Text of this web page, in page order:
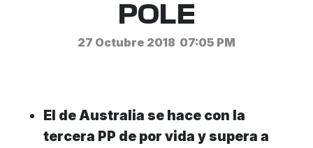
POLE
27 Octubre 2018 07:05 PM
El de Australia se hace con la
tercera PP de por vida y supera a